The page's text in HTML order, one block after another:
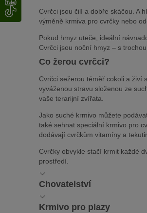
Cvrčci jsou čilí a dobře skáčou. A
výměně krmiva pro cvrčky nebo
Pokud hmyz uteče, ideální
Cvrčci jsou noční hmyz – s
Co žerou cvrčci?
Cvrčci sežerou téměř cokoli a živí
vyváženou stravu složenou ze
vaše terarijní zvířata.
Jako suché krmivo můžete
také sehnat speciální krmivo pro
dodávají cvrčkům vitamíny a
Cvrčky obvykle stačí krmit každé
prostředí.
Chovatelství
Chov cvrčků: co je
Krmivo pro plazy